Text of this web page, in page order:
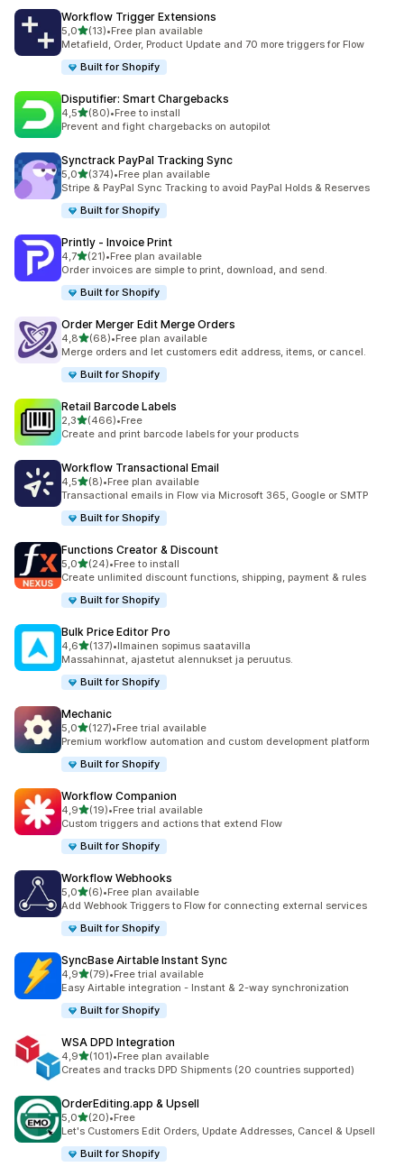
Workflow Trigger Extensions
5,0/ 5 tähteä
(13)
13 arvostelua yhteensä
•Free plan available
Metafield, Order, Product Update and 70 more triggers for Flow
Built for Shopify
Disputifier: Smart Chargebacks
4,5/ 5 tähteä
(80)
80 arvostelua yhteensä
•Free to install
Prevent and fight chargebacks on autopilot
Synctrack PayPal Tracking Sync
5,0/ 5 tähteä
(374)
374 arvostelua yhteensä
•Free plan available
Stripe & PayPal Sync Tracking to avoid PayPal Holds & Reserves
Built for Shopify
Printly ‑ Invoice Print
4,7/ 5 tähteä
(21)
21 arvostelua yhteensä
•Free plan available
Order invoices are simple to print, download, and send.
Built for Shopify
Order Merger Edit Merge Orders
4,8/ 5 tähteä
(68)
68 arvostelua yhteensä
•Free plan available
Merge orders and let customers edit address, items, or cancel.
Built for Shopify
Retail Barcode Labels
2,3/ 5 tähteä
(466)
466 arvostelua yhteensä
•Free
Create and print barcode labels for your products
Workflow Transactional Email
4,5/ 5 tähteä
(8)
8 arvostelua yhteensä
•Free plan available
Transactional emails in Flow via Microsoft 365, Google or SMTP
Built for Shopify
Functions Creator & Discount
5,0/ 5 tähteä
(24)
24 arvostelua yhteensä
•Free to install
Create unlimited discount functions, shipping, payment & rules
Built for Shopify
Bulk Price Editor Pro
4,6/ 5 tähteä
(137)
137 arvostelua yhteensä
•Ilmainen sopimus saatavilla
Massahinnat, ajastetut alennukset ja peruutus.
Built for Shopify
Mechanic
5,0/ 5 tähteä
(127)
127 arvostelua yhteensä
•Free trial available
Premium workflow automation and custom development platform
Built for Shopify
Workflow Companion
4,9/ 5 tähteä
(19)
19 arvostelua yhteensä
•Free trial available
Custom triggers and actions that extend Flow
Built for Shopify
Workflow Webhooks
5,0/ 5 tähteä
(6)
6 arvostelua yhteensä
•Free plan available
Add Webhook Triggers to Flow for connecting external services
Built for Shopify
SyncBase Airtable Instant Sync
4,9/ 5 tähteä
(79)
79 arvostelua yhteensä
•Free trial available
Easy Airtable integration - Instant & 2-way synchronization
Built for Shopify
WSA DPD Integration
4,9/ 5 tähteä
(101)
101 arvostelua yhteensä
•Free plan available
Creates and tracks DPD Shipments (20 countries supported)
OrderEditing.app & Upsell
5,0/ 5 tähteä
(20)
20 arvostelua yhteensä
•Free
Let's Customers Edit Orders, Update Addresses, Cancel & Upsell
Built for Shopify